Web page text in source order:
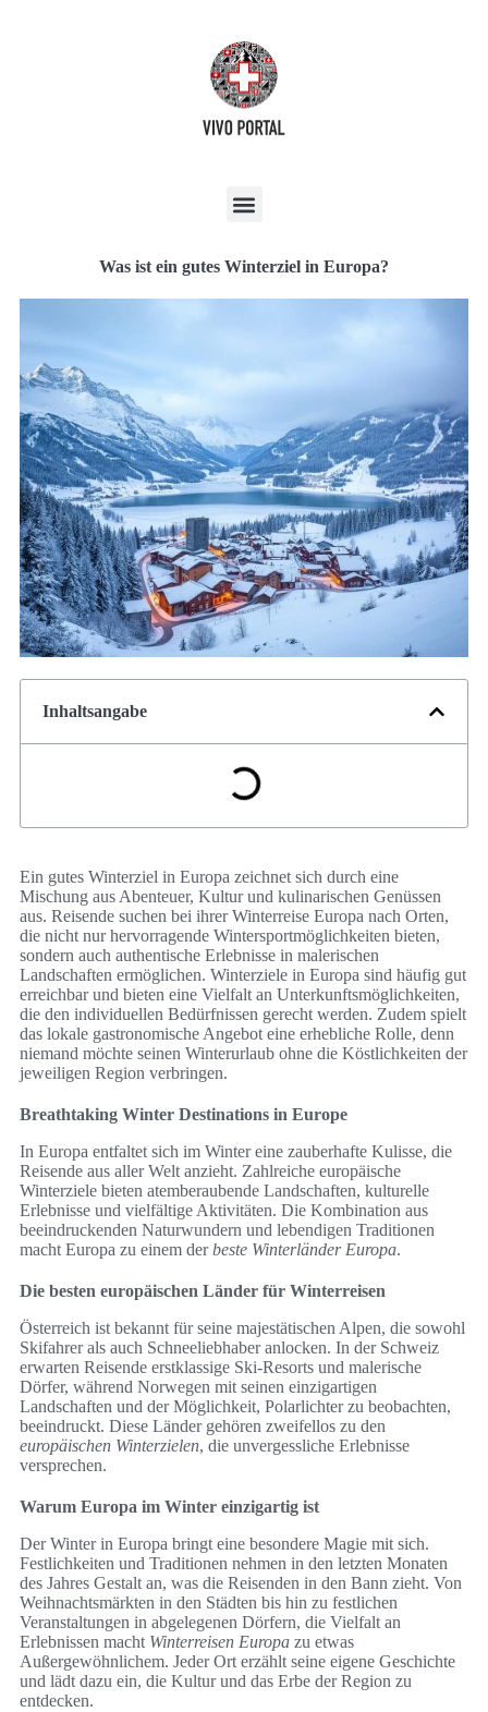
Was ist ein gutes Winterziel in Europa?
Inhaltsangabe
Ein gutes Winterziel in Europa zeichnet sich durch eine
Mischung aus Abenteuer, Kultur und kulinarischen Genüssen
aus. Reisende suchen bei ihrer Winterreise Europa nach Orten,
die nicht nur hervorragende Wintersportmöglichkeiten bieten,
sondern auch authentische Erlebnisse in malerischen
Landschaften ermöglichen. Winterziele in Europa sind häufig gut
erreichbar und bieten eine Vielfalt an Unterkunftsmöglichkeiten,
die den individuellen Bedürfnissen gerecht werden. Zudem spielt
das lokale gastronomische Angebot eine erhebliche Rolle, denn
niemand möchte seinen Winterurlaub ohne die Köstlichkeiten der
jeweiligen Region verbringen.
Breathtaking Winter Destinations in Europe
In Europa entfaltet sich im Winter eine zauberhafte Kulisse, die
Reisende aus aller Welt anzieht. Zahlreiche europäische
Winterziele bieten atemberaubende Landschaften, kulturelle
Erlebnisse und vielfältige Aktivitäten. Die Kombination aus
beeindruckenden Naturwundern und lebendigen Traditionen
macht Europa zu einem derbeste Winterländer Europa.
Die besten europäischen Länder für Winterreisen
Österreich ist bekannt für seine majestätischen Alpen, die sowohl
Skifahrer als auch Schneeliebhaber anlocken. In der Schweiz
erwarten Reisende erstklassige Ski-Resorts und malerische
Dörfer, während Norwegen mit seinen einzigartigen
Landschaften und der Möglichkeit, Polarlichter zu beobachten,
beeindruckt. Diese Länder gehören zweifellos zu den
europäischen Winterzielen, die unvergessliche Erlebnisse
versprechen.
Warum Europa im Winter einzigartig ist
Der Winter in Europa bringt eine besondere Magie mit sich.
Festlichkeiten und Traditionen nehmen in den letzten Monaten
des Jahres Gestalt an, was die Reisenden in den Bann zieht. Von
Weihnachtsmärkten in den Städten bis hin zu festlichen
Veranstaltungen in abgelegenen Dörfern, die Vielfalt an
Erlebnissen macht Winterreisen Europa zu etwas
Außergewöhnlichem. Jeder Ort erzählt seine eigene Geschichte
und lädt dazu ein, die Kultur und das Erbe der Region zu
entdecken.